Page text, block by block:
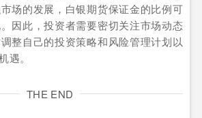
场的发展，白银期货保证金的比例可
因此，投资者需要密切关注市场动态
整自己的投资策略和风险管理计划以
遇。
THE END